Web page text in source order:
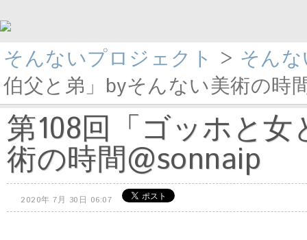
そんないプロジェクト > そん
伯父と弟」byそんない美術の時
第108回「ゴッホと
術の時間@sonnaip
2020年 7月 30日 06:07